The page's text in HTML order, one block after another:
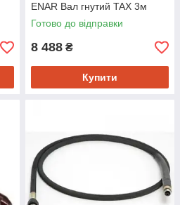
ENAR Вал гнутий TAX 3м
Готово до відправки
8 488 ₴
Купити